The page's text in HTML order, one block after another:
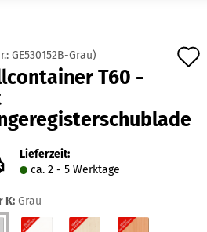
erstellen
vergessen?
GE530152B-Grau)
T60 -
Lieferzeit:
ca. 2 - 5 Werktage
K: Grau